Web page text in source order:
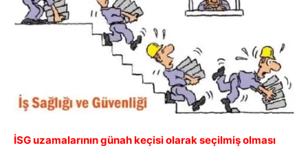
İSG uzamalarının günah keçisi olarak seçilmiş olması